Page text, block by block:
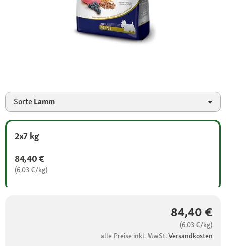
Sorte Lamm
2x7 kg
84,40 €
(6,03 €/kg)
84,40 €
(6,03 €/kg)
alle Preise inkl. MwSt.Versandkosten